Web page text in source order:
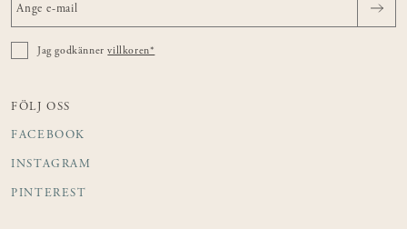
Jag godkännervillkoren*
FÖLJ OSS
FACEBOOK
INSTAGRAM
PINTEREST